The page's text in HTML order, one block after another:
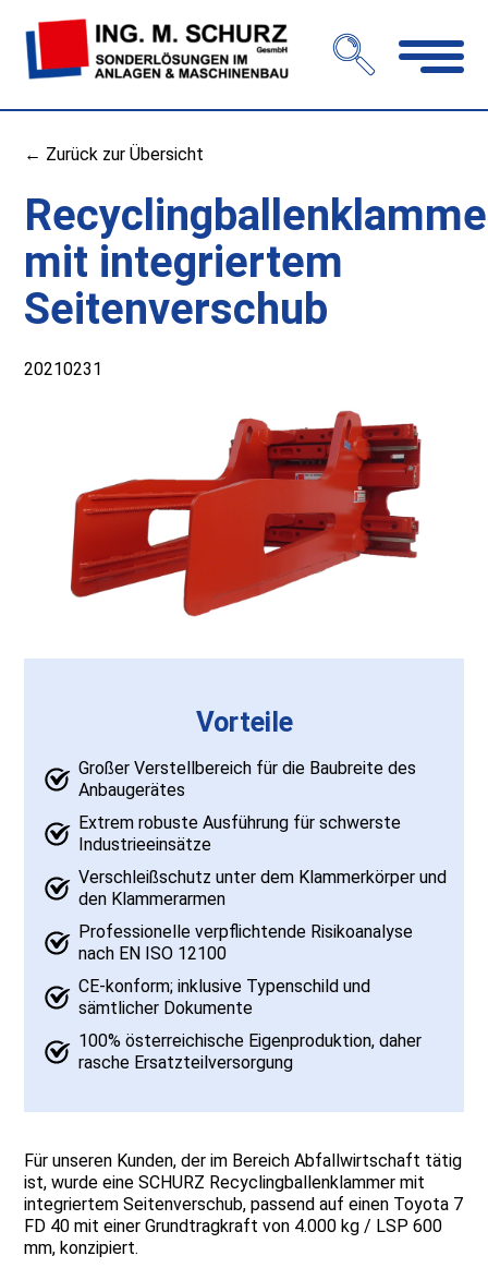
← Zurück zur Übersicht
mit integriertem
Seitenverschub
20210231
Vorteile
Großer Verstellbereich für die Baubreite des
Anbaugerätes
Extrem robuste Ausführung für schwerste
Industrieeinsätze
Verschleißschutz unter dem Klammerkörper und
den Klammerarmen
Professionelle verpflichtende Risikoanalyse
nach EN ISO 12100
CE-konform; inklusive Typenschild und
sämtlicher Dokumente
100% österreichische Eigenproduktion, daher
rasche Ersatzteilversorgung
Für unseren Kunden, der im Bereich Abfallwirtschaft tätig
ist, wurde eine SCHURZ Recyclingballenklammer mit
integriertem Seitenverschub, passend auf einen Toyota 7
FD 40 mit einer Grundtragkraft von 4.000 kg / LSP 600
mm, konzipiert.